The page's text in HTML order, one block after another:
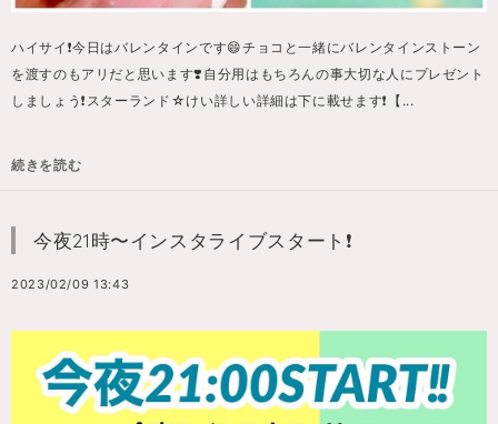
ハイサイ❗️今日はバレンタインです😄チョコと一緒にバレンタインストーン
を渡すのもアリだと思います❣️自分用はもちろんの事大切な人にプレゼント
しましょう❗️スターランド☆けい詳しい詳細は下に載せます❗️【...
続きを読む
今夜21時〜インスタライブスタート❗️
2023/02/09 13:43